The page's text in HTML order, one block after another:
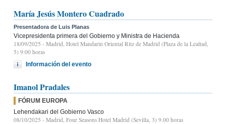
María Jesús Montero Cuadrado
Presentadora de Luis Planas
Vicepresidenta primera del Gobierno y Ministra de Hacienda
18/09/2025 - Madrid, Hotel Mandarin Oriental Ritz de Madrid (Plaza de la Lealtad,
5) 9:00 horas
Información del evento
Imanol Pradales
FÓRUM EUROPA
Lehendakari del Gobierno Vasco
08/10/2025 - Madrid, Four Seasons Hotel Madrid (Sevilla, 3) 9.00 horas